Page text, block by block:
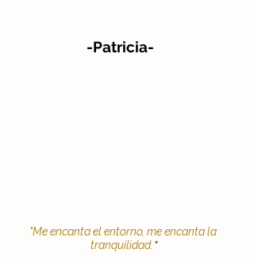
-Patricia-
"Me encanta el entorno, me encanta la
tranquilidad. "